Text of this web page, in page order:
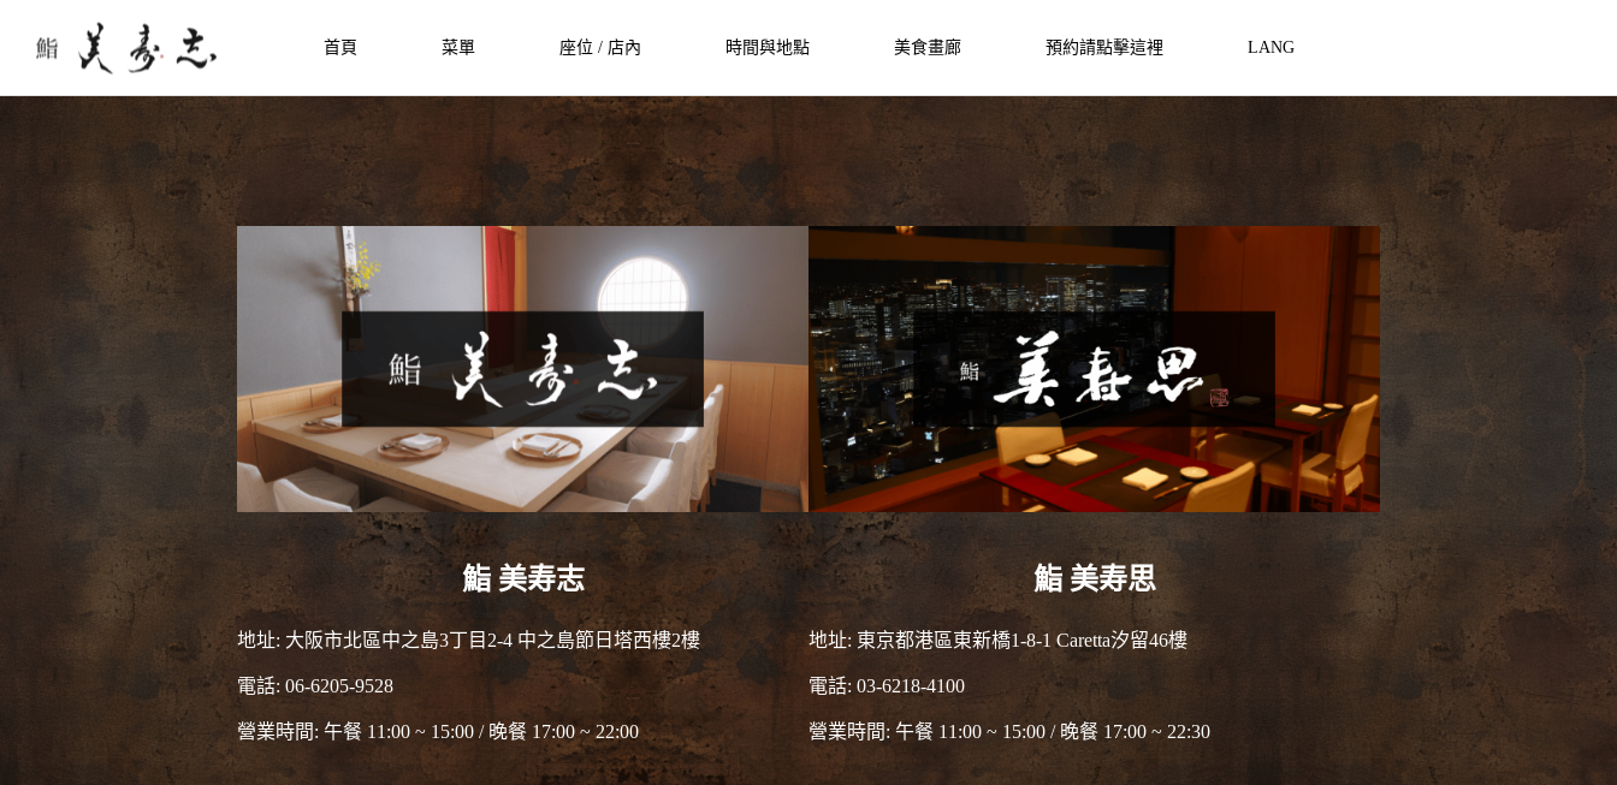
首頁 菜單 座位 / 店內 時間與地點 美食畫廊 預約請點擊這裡 LANG
鮨 美寿志
地址: 大阪市北區中之島3丁目2-4 中之島節日塔西樓2樓
電話: 06-6205-9528
營業時間: 午餐 11:00 ~ 15:00 / 晚餐 17:00 ~ 22:00
鮨 美寿思
地址: 東京都港區東新橋1-8-1 Caretta汐留46樓
電話: 03-6218-4100
營業時間: 午餐 11:00 ~ 15:00 / 晚餐 17:00 ~ 22:30